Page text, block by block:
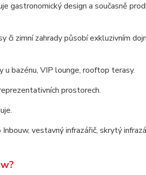
gastronomický design a současně
zimní zahrady působí exkluzivním
bazénu, VIP lounge, rooftop terasy.
prostorech.